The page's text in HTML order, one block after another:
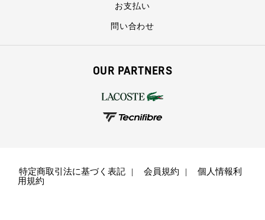
お支払い
問い合わせ
OUR PARTNERS
特定商取引法に基づく表記 会員規約
個人情報利
用規約